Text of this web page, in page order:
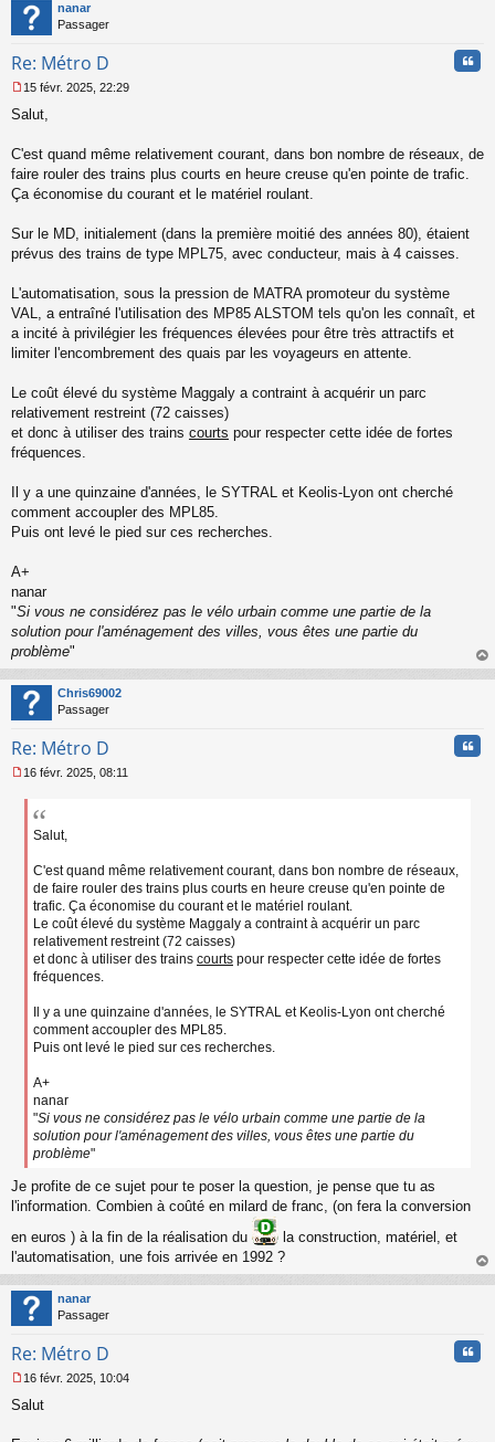
nanar
Passager
Re: Métro D
e
s
a
g
e
o
n
15 févr. 2025, 22:29
Salut,
C'est quand même relativement courant, dans bon nombre de réseaux, de
faire rouler des trains plus courts en heure creuse qu'en pointe de trafic.
Ça économise du courant et le matériel roulant.
Sur le MD, initialement (dans la première moitié des années 80), étaient
prévus des trains de type MPL75, avec conducteur, mais à 4 caisses.
L'automatisation, sous la pression de MATRA promoteur du système
VAL, a entraîné l'utilisation des MP85 ALSTOM tels qu'on les connaît, et
a incité à privilégier les fréquences élevées pour être très attractifs et
limiter l'encombrement des quais par les voyageurs en attente.
Le coût élevé du système Maggaly a contraint à acquérir un parc
relativement restreint (72 caisses)
et donc à utiliser des trains courts pour respecter cette idée de fortes
fréquences.
Il y a une quinzaine d'années, le SYTRAL et Keolis-Lyon ont cherché
comment accoupler des MPL85.
Puis ont levé le pied sur ces recherches.
A+
nanar
"Si vous ne considérez pas le vélo urbain comme une partie de la
solution pour l'aménagement des villes, vous êtes une partie du
problème"
au
Chris69002
Passager
Re: Métro D
e
16 févr. 2025, 08:11
Salut,
C'est quand même relativement courant, dans bon nombre de réseaux,
de faire rouler des trains plus courts en heure creuse qu'en pointe de
trafic. Ça économise du courant et le matériel roulant.
Le coût élevé du système Maggaly a contraint à acquérir un parc
relativement restreint (72 caisses)
et donc à utiliser des trains courts pour respecter cette idée de fortes
fréquences.
Il y a une quinzaine d'années, le SYTRAL et Keolis-Lyon ont cherché
comment accoupler des MPL85.
Puis ont levé le pied sur ces recherches.
A+
nanar
"Si vous ne considérez pas le vélo urbain comme une partie de la
solution pour l'aménagement des villes, vous êtes une partie du
problème"
Je profite de ce sujet pour te poser la question, je pense que tu as
l'information. Combien à coûté en milard de franc, (on fera la conversion
en euros ) à la fin de la réalisation du
la construction, matériel, et
l'automatisation, une fois arrivée en 1992 ?
au
nanar
Passager
Re: Métro D
e
16 févr. 2025, 10:04
Salut